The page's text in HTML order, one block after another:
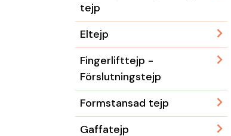
tejp
Eltejp
Fingerlifttejp -
Förslutningstejp
Formstansad tejp
Gaffatejp